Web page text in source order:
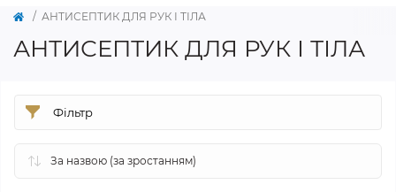
АНТИСЕПТИК ДЛЯ РУК І ТІЛА
АНТИСЕПТИК ДЛЯ РУК І ТІЛА
Фільтр